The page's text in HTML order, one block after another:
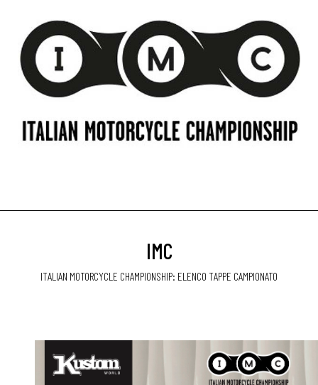
IMC
ITALIAN MOTORCYCLE CHAMPIONSHIP: ELENCO TAPPE CAMPIONATO